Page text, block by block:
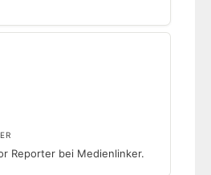
Reporter bei Medienlinker.